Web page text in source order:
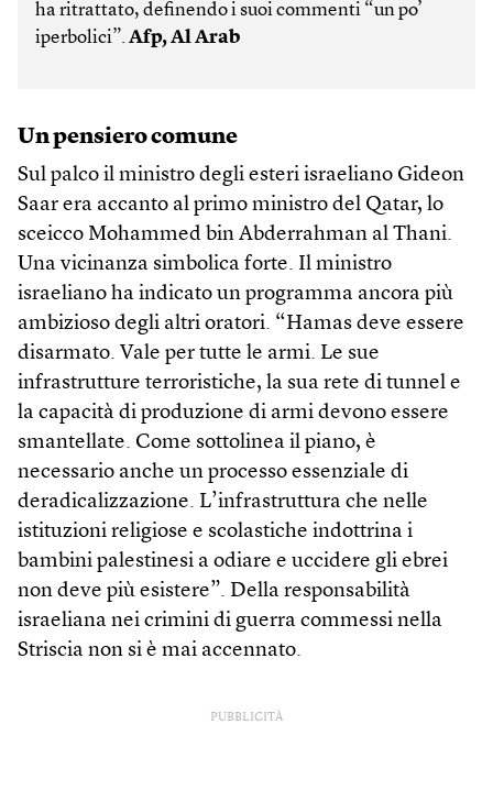
ha ritrattato, definendo i suoi commenti “un po’
iperbolici”.Afp, Al Arab
Un pensiero comune
Sul palco il ministro degli esteri israeliano Gideon
Saar era accanto al primo ministro del Qatar, lo
sceicco Mohammed bin Abderrahman al Thani.
Una vicinanza simbolica forte. Il ministro
israeliano ha indicato un programma ancora più
ambizioso degli altri oratori. “Hamas deve essere
disarmato. Vale per tutte le armi. Le sue
infrastrutture terroristiche, la sua rete di tunnel e
la capacità di produzione di armi devono essere
smantellate. Come sottolinea il piano, è
necessario anche un processo essenziale di
deradicalizzazione. L’infrastruttura che nelle
istituzioni religiose e scolastiche indottrina i
bambini palestinesi a odiare e uccidere gli ebrei
non deve più esistere”. Della responsabilità
israeliana nei crimini di guerra commessi nella
Striscia non si è mai accennato.
PUBBLICITÀ